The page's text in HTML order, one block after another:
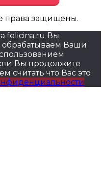
права защищены.
felicina.ru Вы
обрабатываем Ваши
Вы продолжите
считать что Вас это